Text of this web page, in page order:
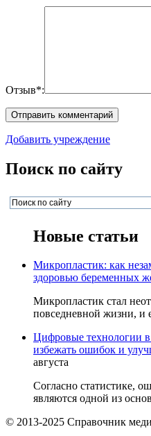
Отзыв*:
Добавить учреждение
Поиск по сайту
Новые статьи
Микропластик: как
здоровью беременных
Микропластик стал
повседневной жизни, и
Цифровые технологии
избежать ошибок и
августа
Согласно статистике,
являются одной из
© 2013-2025 Справочник